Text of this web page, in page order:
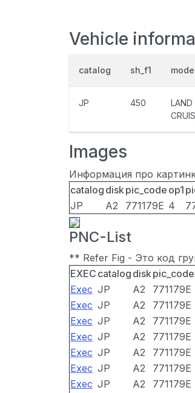
Vehicle
catalog sh_f1
JP 450
LAND
Images
Информация про
catalog diskpic_code op1
JP
A2 771179E 4
PNC-List
** Refer Fig - Это код
EXEC catalog diskpic_code
Exec JP A2 771179E
Exec JP A2 771179E
Exec JP A2 771179E
Exec JP A2 771179E
Exec JP A2 771179E
Exec JP A2 771179E
Exec JP A2 771179E